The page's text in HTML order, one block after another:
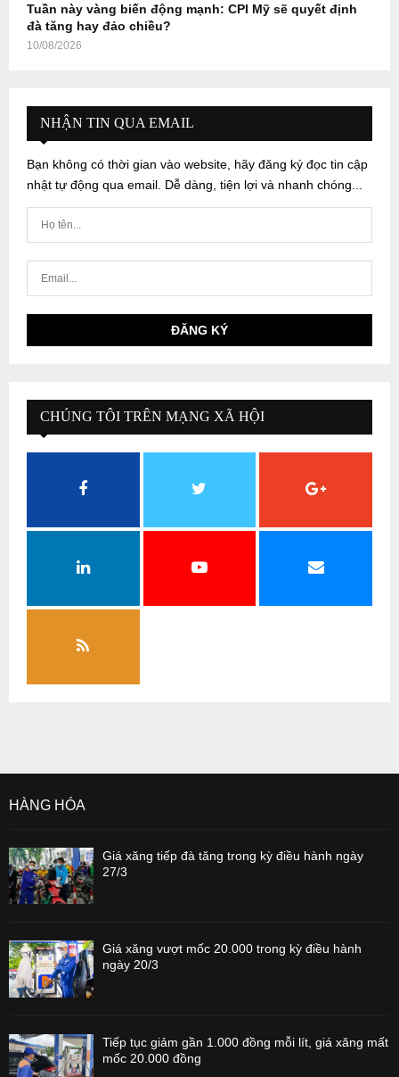
Tuần này vàng biến động mạnh: CPI Mỹ sẽ quyết định
đà tăng hay đảo chiều?
10/08/2026
NHẬN TIN QUA EMAIL
Bạn không có thời gian vào website, hãy đăng ký đọc tin cập
nhật tự động qua email. Dễ dàng, tiện lợi và nhanh chóng...
CHÚNG TÔI TRÊN MẠNG XÃ HỘI
HÀNG HÓA
Giá xăng tiếp đà tăng trong kỳ điều hành ngày
27/3
Giá xăng vượt mốc 20.000 trong kỳ điều hành
ngày 20/3
Tiếp tục giảm gần 1.000 đồng mỗi lít, giá xăng mất
mốc 20.000 đồng